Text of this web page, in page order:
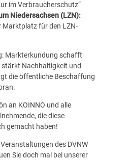
im Verbraucherschutz“
Niedersachsen (LZN):
Marktplatz für den LZN-
Markterkundung schafft
Nachhaltigkeit und
die öffentliche Beschaffung
an KOINNO und alle
die diese
gemacht haben!
des DVNW
Sie doch mal bei unserer